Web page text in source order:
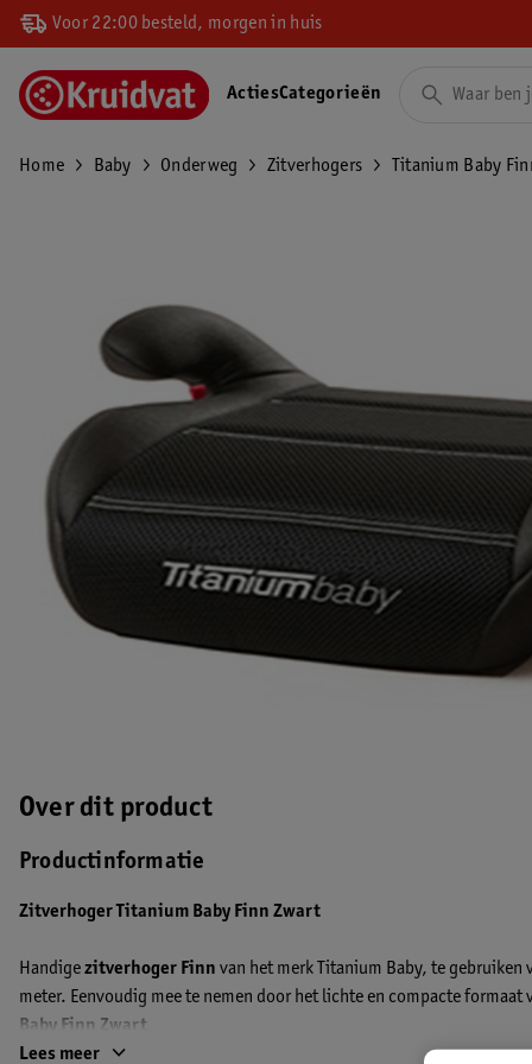
Voor 22:00 besteld, morgen in huis
ActiesCategorieën
Home Baby Onderweg Zitverhogers Titanium Baby
Over dit product
Productinformatie
Zitverhoger Titanium Baby Finn Zwart
Handigezitverhoger Finn van het merk Titanium Baby, te
meter. Eenvoudig mee te nemen door het lichte en compacte formaat
Baby Finn Zwart
Lees meer